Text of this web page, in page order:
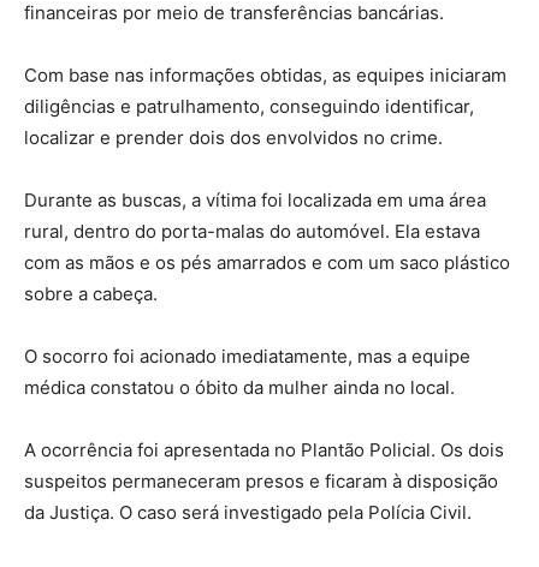
financeiras por meio de transferências bancárias.
Com base nas informações obtidas, as equipes iniciaram
diligências e patrulhamento, conseguindo identificar,
localizar e prender dois dos envolvidos no crime.
Durante as buscas, a vítima foi localizada em uma área
rural, dentro do porta-malas do automóvel. Ela estava
com as mãos e os pés amarrados e com um saco plástico
sobre a cabeça.
O socorro foi acionado imediatamente, mas a equipe
médica constatou o óbito da mulher ainda no local.
A ocorrência foi apresentada no Plantão Policial. Os dois
suspeitos permaneceram presos e ficaram à disposição
da Justiça. O caso será investigado pela Polícia Civil.